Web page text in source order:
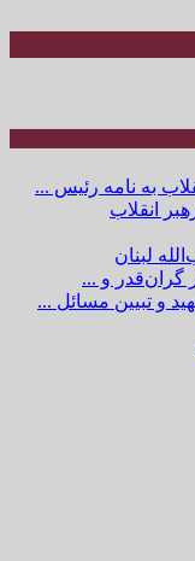
به نامه رئیس ...
انقلاب
لبنان
گران‌قدر و ...
و تبیین مسائل ...